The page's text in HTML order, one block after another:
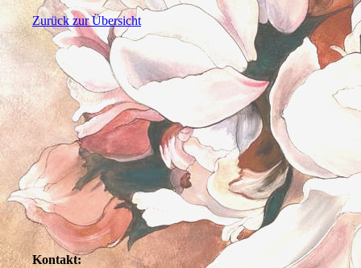
Zurück zur Übersicht
Kontakt: